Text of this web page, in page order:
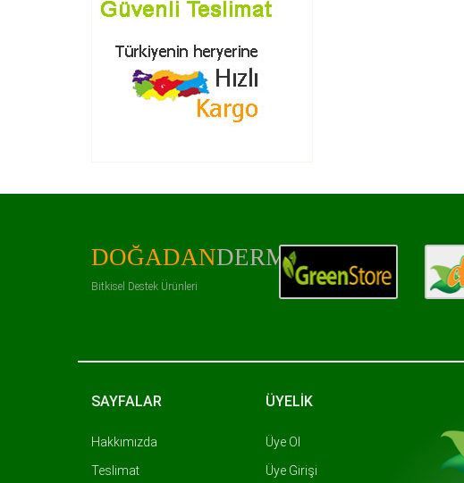
DOĞADANDERMAN
Bitkisel Destek Ürünleri
SAYFALAR
Hakkımızda
Teslimat
ÜYELİK
Üye Ol
Üye Girişi